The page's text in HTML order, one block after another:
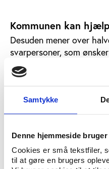
Samtykke
Denne hjemmeside
Cookies er små tekstfiler,
til at gøre en brugers
Kommunen kan
Desuden mener over
svarpersoner, som
kommunen kan spille
gang.
Flest peger på, at
oplysning om de
borgerne i kommunen,
procent). Længere nede